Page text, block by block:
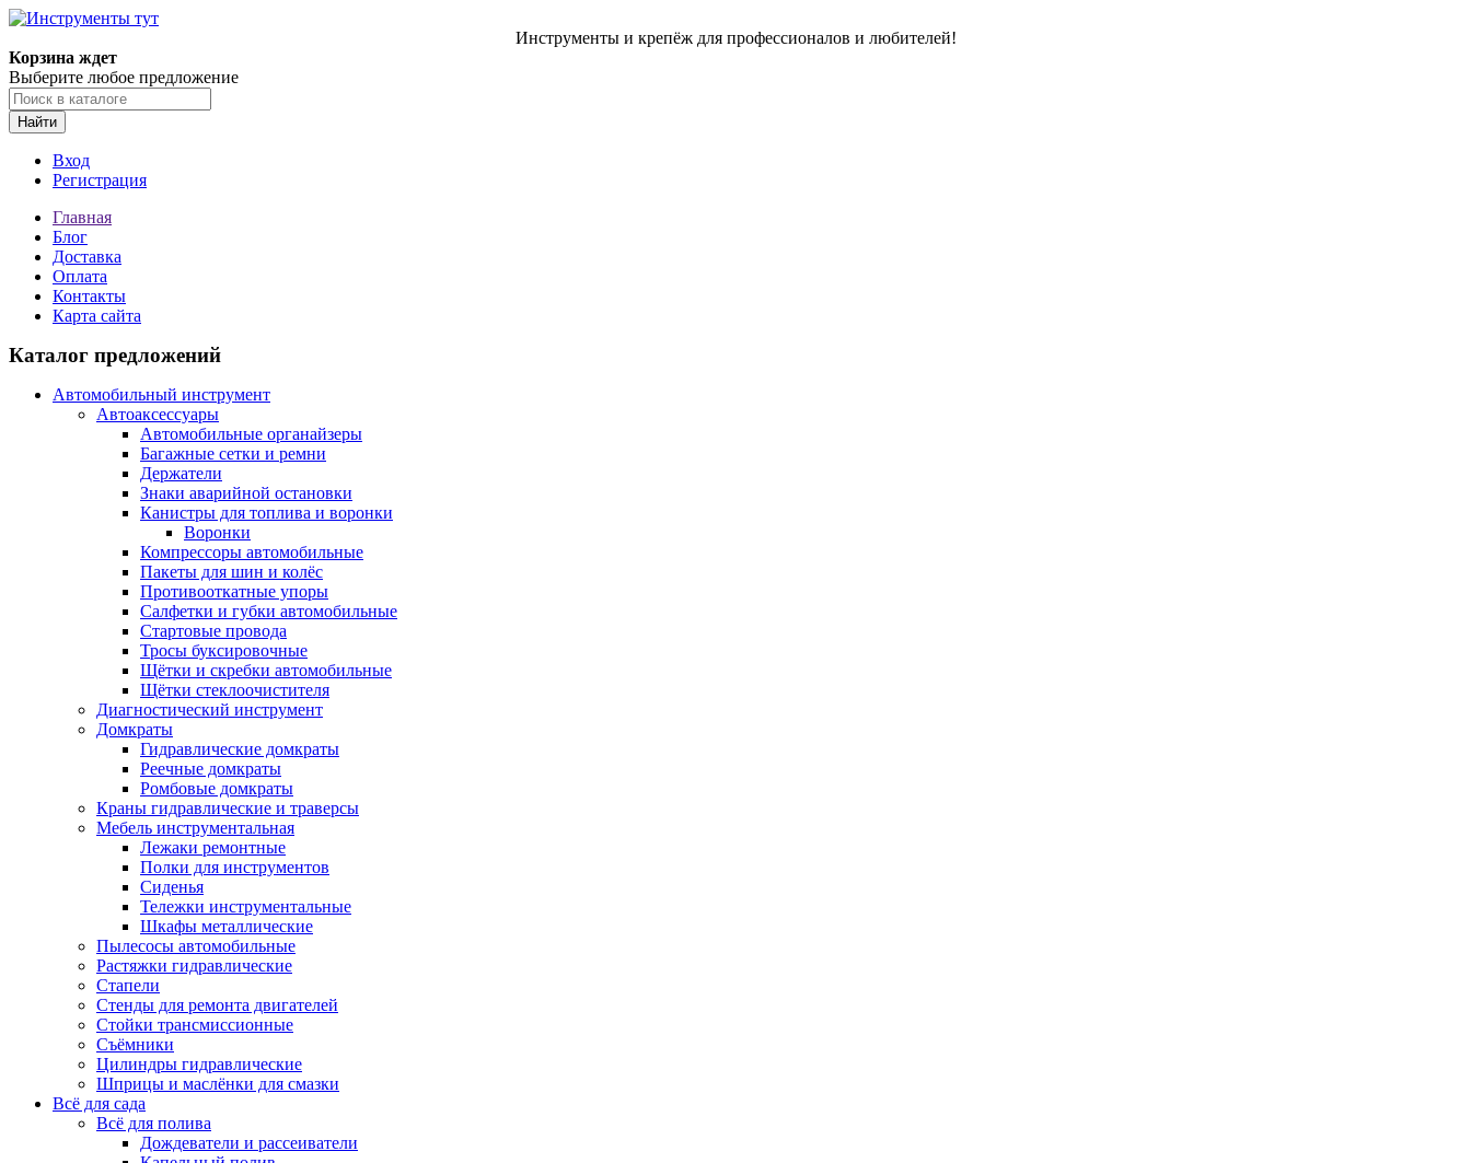
Инструменты и крепёж для профессионалов и любителей!
Корзина ждет
Выберите любое предложение
Найти
Вход
Регистрация
Главная
Блог
Доставка
Оплата
Контакты
Карта сайта
Каталог предложений
Автомобильный инструмент
Автоаксессуары
Автомобильные органайзеры
Багажные сетки и ремни
Держатели
Знаки аварийной остановки
Канистры для топлива и воронки
Воронки
Компрессоры автомобильные
Пакеты для шин и колёс
Противооткатные упоры
Салфетки и губки автомобильные
Стартовые провода
Тросы буксировочные
Щётки и скребки автомобильные
Щётки стеклоочистителя
Диагностический инструмент
Домкраты
Гидравлические домкраты
Реечные домкраты
Ромбовые домкраты
Краны гидравлические и траверсы
Мебель инструментальная
Лежаки ремонтные
Полки для инструментов
Сиденья
Тележки инструментальные
Шкафы металлические
Пылесосы автомобильные
Растяжки гидравлические
Стапели
Стенды для ремонта двигателей
Стойки трансмиссионные
Съёмники
Цилиндры гидравлические
Шприцы и маслёнки для смазки
Всё для сада
Всё для полива
Дождеватели и рассеиватели